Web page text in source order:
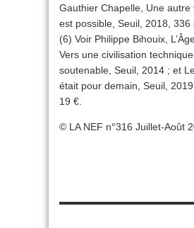
Gauthier Chapelle, Une autre
est possible, Seuil, 2018, 336
(6) Voir Philippe Bihouix,
Vers une civilisation
soutenable, Seuil, 2014 ; et
était pour demain, Seuil,
19 €.
© LA NEF n°316 Juillet-Août